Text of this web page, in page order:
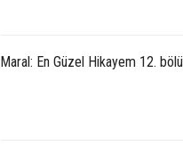
Maral: En Güzel Hikayem 12.